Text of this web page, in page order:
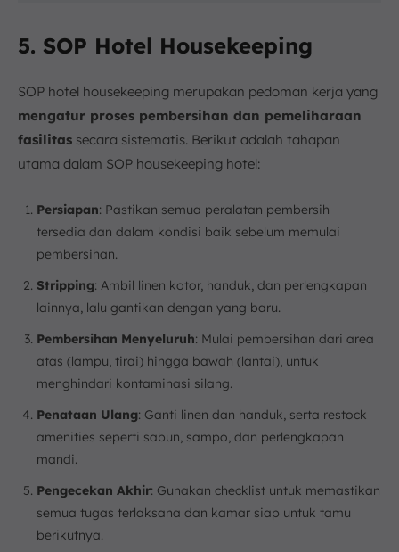
5. SOP Hotel Housekeeping
SOP hotel housekeeping merupakan pedoman kerja yang
mengatur proses pembersihan dan pemeliharaan
fasilitas secara sistematis. Berikut adalah tahapan
utama dalam SOP housekeeping hotel:
Persiapan: Pastikan semua peralatan pembersih
tersedia dan dalam kondisi baik sebelum memulai
pembersihan.
Stripping: Ambil linen kotor, handuk, dan perlengkapan
lainnya, lalu gantikan dengan yang baru.
Pembersihan Menyeluruh: Mulai pembersihan dari area
atas (lampu, tirai) hingga bawah (lantai), untuk
menghindari kontaminasi silang.
Penataan Ulang: Ganti linen dan handuk, serta restock
amenities seperti sabun, sampo, dan perlengkapan
mandi.
Pengecekan Akhir: Gunakan checklist untuk memastikan
semua tugas terlaksana dan kamar siap untuk tamu
berikutnya.